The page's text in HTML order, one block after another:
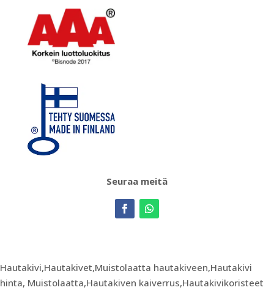
Seuraa meitä
Hautakivi,Hautakivet,Muistolaatta hautakiveen,Hautakivi
hinta, Muistolaatta,Hautakiven kaiverrus,Hautakivikoristeet